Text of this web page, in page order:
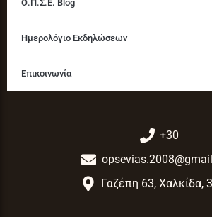
Ο.Π.Σ.Ε. Blog
Ημερολόγιο Εκδηλώσεων
Επικοινωνία
+30
Γαζέπη 63, Χαλκίδα,